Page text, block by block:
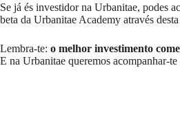
Se já és investidor na Urbanitae, podes
beta da Urbanitae Academy através desta
Lembra-te: o melhor investimento
E na Urbanitae queremos acompanhar-